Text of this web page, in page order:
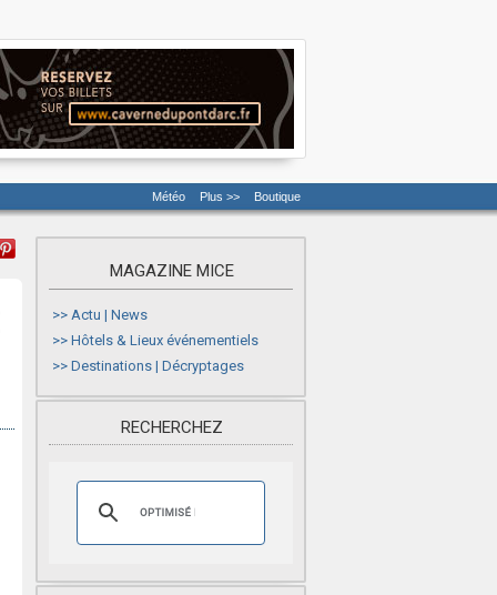
Météo Plus >> Boutique
MAGAZINE MICE
>> Actu | News
>> Hôtels & Lieux événementiels
>> Destinations | Décryptages
RECHERCHEZ